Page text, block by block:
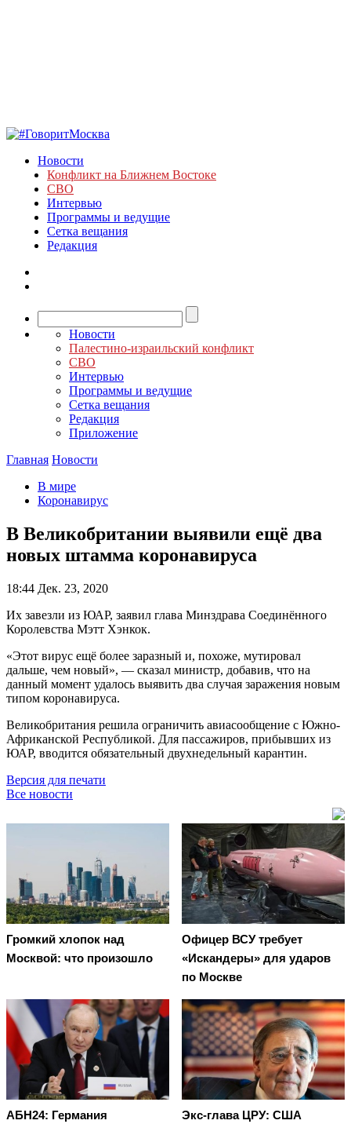
Новости
Конфликт на Ближнем Востоке
СВО
Интервью
Программы и ведущие
Сетка вещания
Редакция
Новости
Палестино-израильский конфликт
СВО
Интервью
Программы и ведущие
Сетка вещания
Редакция
Приложение
Главная Новости
В мире
Коронавирус
В Великобритании выявили ещё два
новых штамма коронавируса
18:44 Дек. 23, 2020
Их завезли из ЮАР, заявил глава Минздрава Соединённого
Королевства Мэтт Хэнкок.
«Этот вирус ещё более заразный и, похоже, мутировал
дальше, чем новый», — сказал министр, добавив, что на
данный момент удалось выявить два случая заражения новым
типом коронавируса.
Великобритания решила ограничить авиасообщение с Южно-
Африканской Республикой. Для пассажиров, прибывших из
ЮАР, вводится обязательный двухнедельный карантин.
Версия для печати
Все новости
Громкий хлопок над
Москвой: что произошло
Офицер ВСУ требует
«Искандеры» для ударов
по Москве
АБН24: Германия
Экс-глава ЦРУ: США